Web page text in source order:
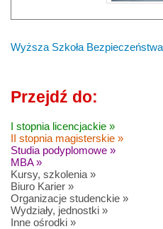
Wyższa Szkoła
Przejdź do:
I stopnia licencjackie »
II stopnia magisterskie »
Studia podyplomowe »
MBA »
Kursy, szkolenia »
Biuro Karier »
Organizacje studenckie »
Wydziały, jednostki »
Inne ośrodki »